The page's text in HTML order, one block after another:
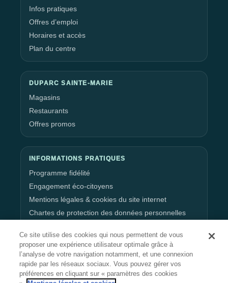
Infos pratiques
Offres d’emploi
Horaires et accès
Plan du centre
DUPARC SAINTE-MARIE
Magasins
Restaurants
Offres promos
INFORMATIONS PRATIQUES
Programme fidélité
Engagement éco-citoyens
Mentions légales & cookies du site internet
Chartes de protection des données personnelles
RESTEZ CONNECTÉ
Ce site utilise des cookies qui nous permettent de vous
proposer une expérience utilisateur optimale grâce à
l’analyse de votre navigation notamment, et une connexion
rapide par les réseaux sociaux. Vous pouvez gérer vos
préférences en cliquant sur « paramètres des cookies